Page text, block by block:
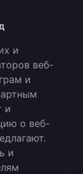
и
веб-
и
и
о веб-
и